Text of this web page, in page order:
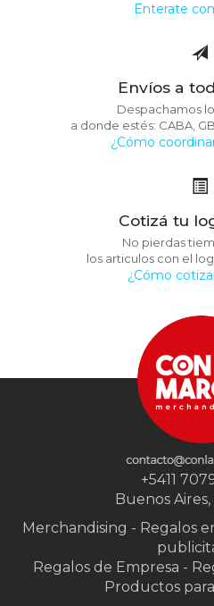
Enterate
Envíos a
Despachamos
a donde estés: CABA,
¿Cómo
Cotizá tu
No pierdas
los articulos con el
¿Cómo
+5411
Buenos
Merchandising - Regalos
Regalos de Empresa -
Productos